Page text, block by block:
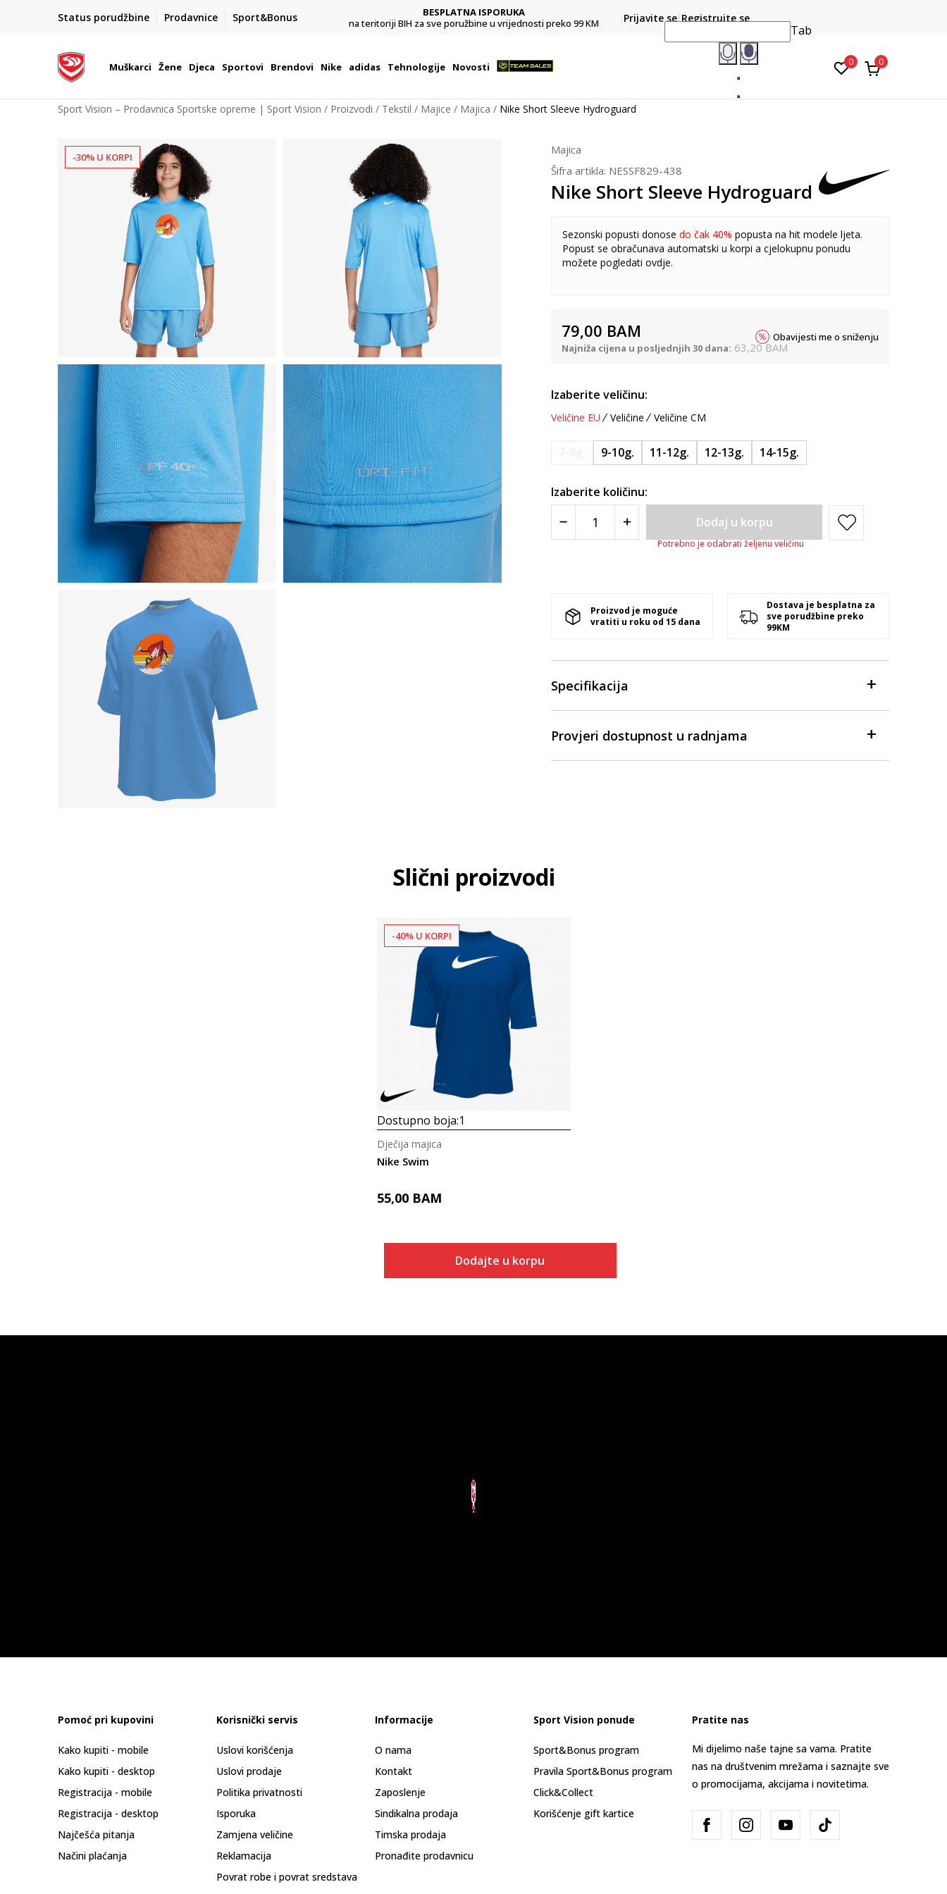
Status porudžbine Prodavnice Sport&Bonus
POZOVITE NAS NA : 055/490-400
Pon-Pet od 9h - 16h
BESPLATNA ISPORUKA
na teritoriji BIH za sve poružbine u vrijednosti preko 99 KM
Platite karticom online i preuzmite u prodavnici po vašem
Prijavite se Registrujte se
Muškarci Žene Djeca Sportovi Brendovi Nike adidas Tehnologije Novosti
Tab
0 0
Sport Vision – Prodavnica Sportske opreme | Sport Vision Proizvodi Tekstil Majice Majica Nike Short Sleeve Hydroguard
-30% U KORPI
Majica
Šifra artikla: NESSF829-438
Nike Short Sleeve Hydroguard
Sezonski popusti donose do čak 40% popusta na hit modele ljeta.
Popust se obračunava automatski u korpi a cjelokupnu ponudu
možete pogledati ovdje.
79,00 BAM
Najniža cijena u posljednjih 30 dana: 63,20 BAM
Obavijesti me o sniženju
Izaberite veličinu:
Veličine EU Veličine Veličine CM
9-10g. 11-12g. 12-13g. 14-15g.
Izaberite količinu:
Dodaj u korpu
Potrebno je odabrati željenu veličinu
Proizvod je moguće
vratiti u roku od 15 dana
Dostava je besplatna za
sve porudžbine preko
99KM
Specifikacija
Provjeri dostupnost u radnjama
Slični proizvodi
-40% U KORPI
Dostupno boja:1
Nike Swim
Dječija majica
55,00 BAM
Dodajte u korpu
Pomoć pri kupovini
Kako kupiti - mobile
Kako kupiti - desktop
Registracija - mobile
Registracija - desktop
Najčešća pitanja
Načini plaćanja
Korisnički servis
Uslovi korišćenja
Uslovi prodaje
Politika privatnosti
Isporuka
Zamjena veličine
Reklamacija
Povrat robe i povrat sredstava
Informacije
O nama
Kontakt
Zaposlenje
Sindikalna prodaja
Timska prodaja
Pronađite prodavnicu
Sport Vision ponude
Sport&Bonus program
Pravila Sport&Bonus program
Click&Collect
Korišćenje gift kartice
Pratite nas
Mi dijelimo naše tajne sa vama. Pratite
nas na društvenim mrežama i saznajte sve
o promocijama, akcijama i novitetima.